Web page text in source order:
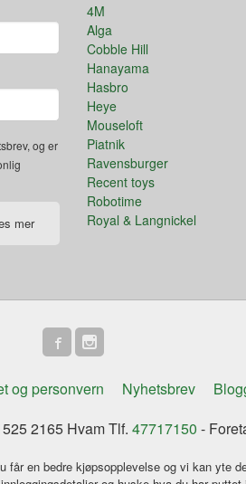
og er
mer
4M
Alga
Cobble Hill
Hanayama
Hasbro
Heye
Mouseloft
Piatnik
Ravensburger
Recent toys
Robotime
Royal & Langnickel
og personvern Nyhetsbrev
2165 Hvam Tlf. 47717150 -
får en bedre kjøpsopplevelse og vi kan yte